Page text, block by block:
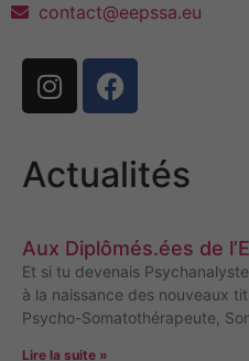
contact@eepssa.eu
Actualités
Aux Diplômés.ées de
Et si tu devenais
à la naissance des nouveaux
Psycho-Somatothérapeute,
Lire la suite »